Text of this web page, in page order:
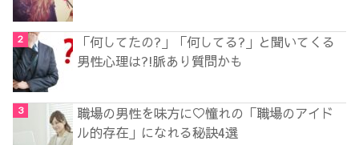
「何してたの?」「何してる?」と聞いてくる
男性心理は?!脈あり質問かも
職場の男性を味方に♡憧れの「職場のアイド
ル的存在」になれる秘訣4選